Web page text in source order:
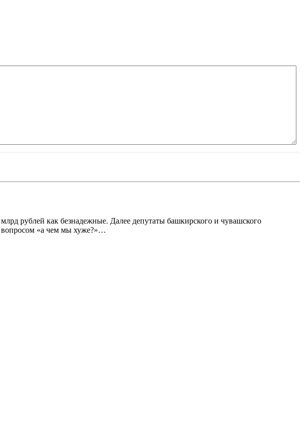
рублей как безнадежные. Далее депутаты башкирского и чувашского
вопросом «а чем мы хуже?»…